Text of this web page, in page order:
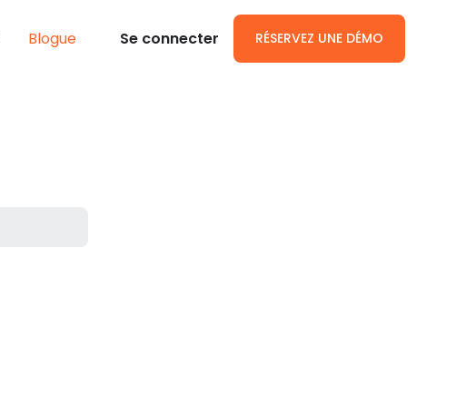
Blogue Se connecter RÉSERVEZ UNE DÉMO